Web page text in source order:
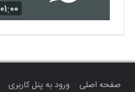
۰۱:۰۰
صفحه اصلی ورود به پنل کاربری